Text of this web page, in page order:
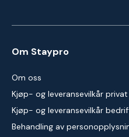
Om Staypro
Om oss
Kjøp- og leveransevilkår privat
Kjøp- og leveransevilkår
Behandling av